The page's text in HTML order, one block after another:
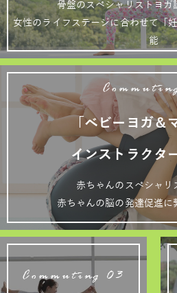
骨盤のスペシャリストヨガ
女性のライフステージに合わせて「
能
「ベビーヨガ＆
インストラクタ
赤ちゃんのスペシャリ
赤ちゃんの脳の発達促進に
Commuting 03